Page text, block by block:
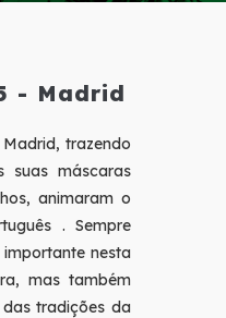
- Madrid
trazendo
suas máscaras
animaram o
. Sempre
nesta
mas também
tradições da